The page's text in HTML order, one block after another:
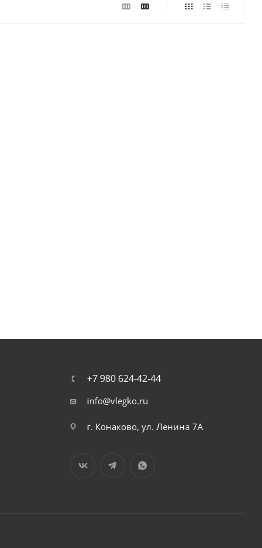
+7 980 624-42-44
info@vlegko.ru
г. Конаково, ул. Ленина 7А